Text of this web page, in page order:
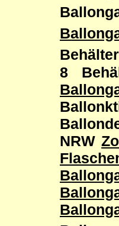
Behälter
8
NRW